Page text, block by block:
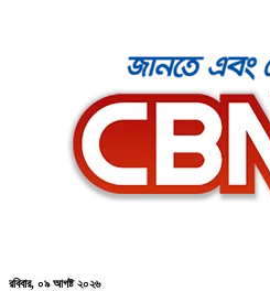
রবিবার, ০৯ আগষ্ট ২০২৬